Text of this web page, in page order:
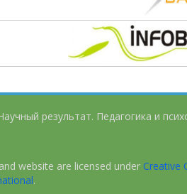
результат. Педагогика и
website are licensed under Creative
.